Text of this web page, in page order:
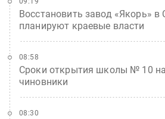
Восстановить завод «Якорь» в
планируют краевые власти
Сроки открытия школы № 10
чиновники
08:58
08:30